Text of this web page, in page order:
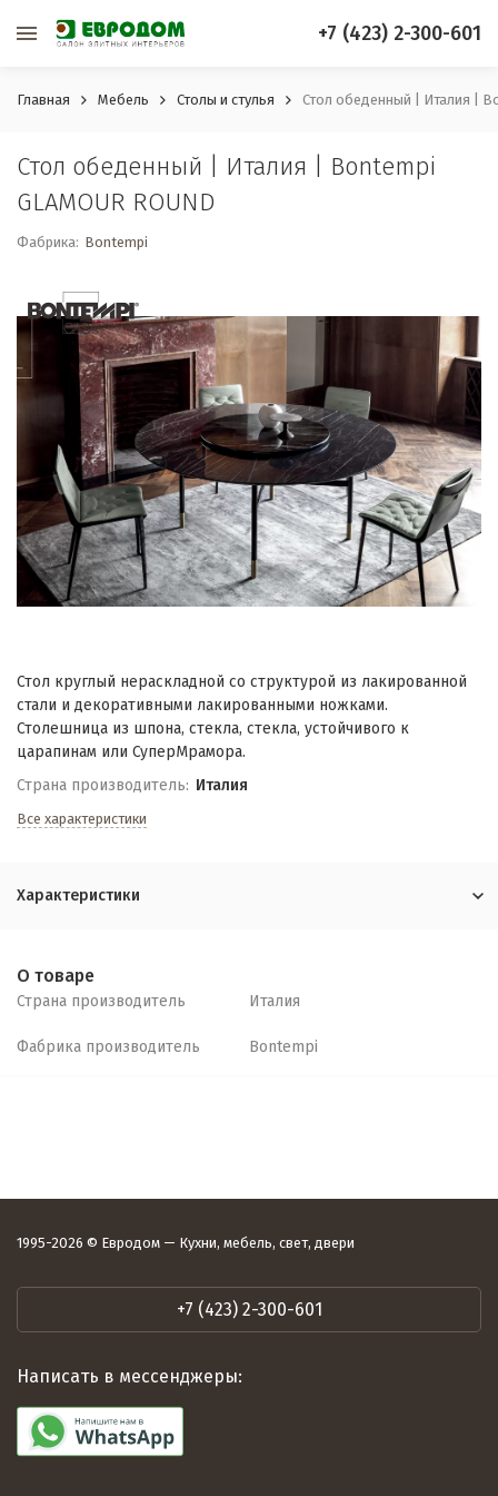
+7 (423) 2-300-601
Главная Мебель Столы и стулья Стол обеденный | Италия |
Стол обеденный | Италия | Bontempi
GLAMOUR ROUND
Фабрика: Bontempi
Стол круглый нераскладной со структурой из лакированной
стали и декоративными лакированными ножками.
Столешница из шпона, стекла, стекла, устойчивого к
царапинам или СуперМрамора.
Страна производитель: Италия
Все характеристики
Характеристики
О товаре
Страна производитель Италия
Фабрика производитель Bontempi
1995-2026 © Евродом — Кухни, мебель, свет, двери
+7 (423) 2-300-601
Написать в мессенджеры: